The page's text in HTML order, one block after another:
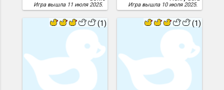
Игра вышла 11 июля 2025. Игра вышла 10 июля 2025.
(1) (1)